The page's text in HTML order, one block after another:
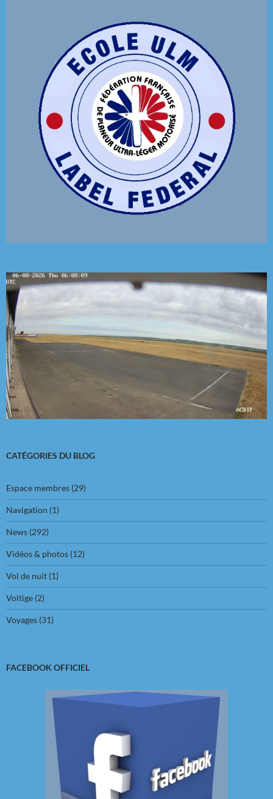
CATÉGORIES DU BLOG
Espace membres (29)
Navigation (1)
News (292)
Vidéos & photos (12)
Vol de nuit (1)
Voltige (2)
Voyages (31)
FACEBOOK OFFICIEL